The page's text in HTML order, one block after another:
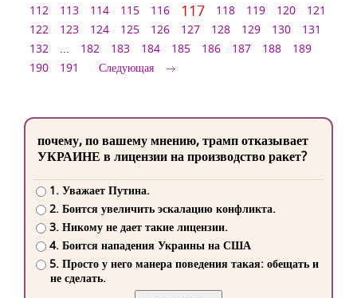
112
113 114 115 116 117 118 119 120
121
122
123 124 125 126 127 128 129 130
131
132
... 182 183 184 185 186 187 188
189
190
191 Следующая
почему, по вашему мнению, трамп отказывает
УКРАИНЕ в лицензии на производство ракет?
1. Уважает Путина.
2. Боится увеличить эскалацию конфликта.
3. Никому не дает такие лицензии.
4. Боится нападения Украины на США
5. Просто у него манера поведения такая: обещать и
не сделать.